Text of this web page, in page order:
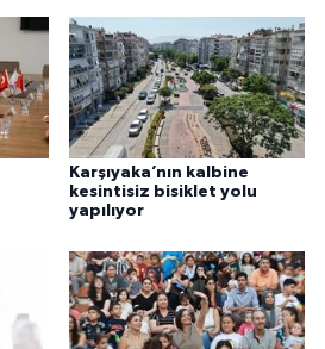
Karşıyaka’nın kalbine
kesintisiz bisiklet yolu
yapılıyor